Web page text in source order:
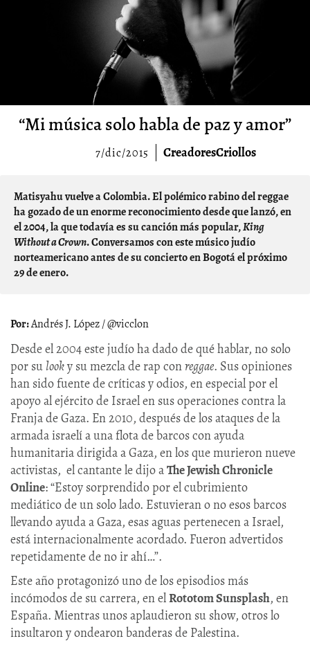
“Mi música solo habla de paz y amor”
7/dic/2015 CreadoresCriollos
Matisyahu vuelve a Colombia. El polémico rabino del reggae
ha gozado de un enorme reconocimiento desde que lanzó, en
el 2004, la que todavía es su canción más popular,King
Without a Crown. Conversamos con este músico judío
norteamericano antes de su concierto en Bogotá el próximo
29 de enero.
Andrés J. López / @vicclon
Desde el 2004 este judío ha dado de qué hablar, no solo
por su looky su mezcla de rap conreggae. Sus opiniones
han sido fuente de críticas y odios, en especial por el
apoyo al ejército de Israel en sus operaciones contra la
Franja de Gaza. En 2010, después de los ataques de la
armada israelí a una flota de barcos con ayuda
humanitaria dirigida a Gaza, en los que murieron nueve
activistas, el cantante le dijo aThe Jewish Chronicle
Online: “Estoy sorprendido por el cubrimiento
mediático de un solo lado. Estuvieran o no esos barcos
llevando ayuda a Gaza, esas aguas pertenecen a Israel,
está internacionalmente acordado. Fueron advertidos
repetidamente de no ir ahí…”.
Este año protagonizó uno de los episodios más
incómodos de su carrera, en elRototom Sunsplash, en
España. Mientras unos aplaudieron su show, otros lo
insultaron y ondearon banderas de Palestina.